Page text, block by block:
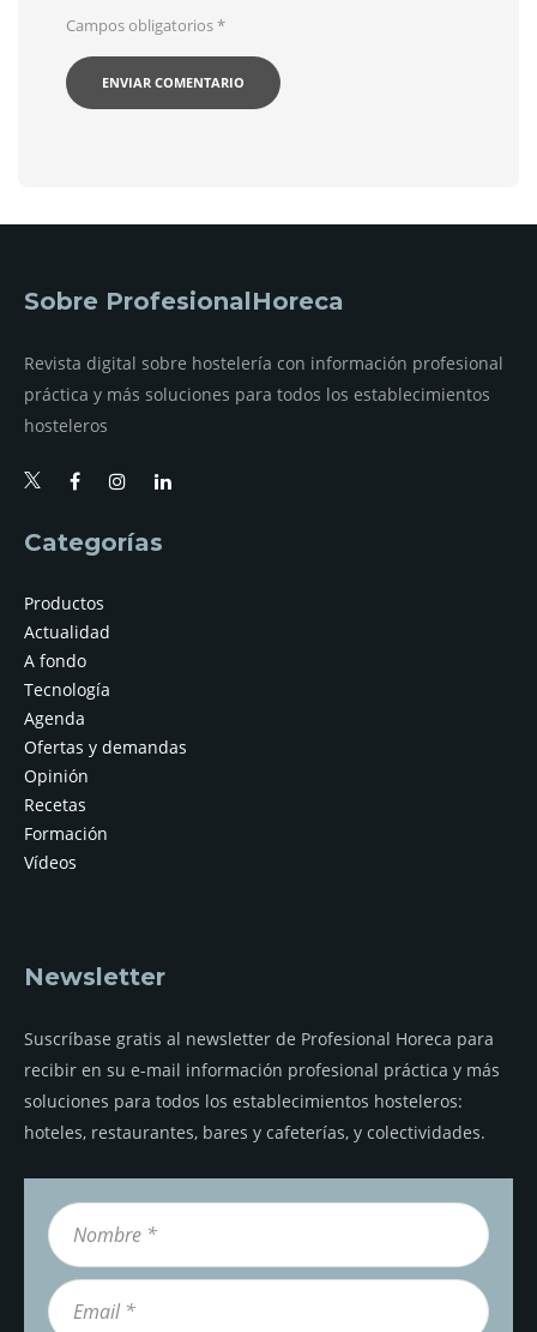
Campos obligatorios*
Sobre ProfesionalHoreca
Revista digital sobre hostelería con información profesional
práctica y más soluciones para todos los establecimientos
hosteleros
Categorías
Productos
Actualidad
A fondo
Tecnología
Agenda
Ofertas y demandas
Opinión
Recetas
Formación
Vídeos
Newsletter
Suscríbase gratis al newsletter de Profesional Horeca para
recibir en su e-mail información profesional práctica y más
soluciones para todos los establecimientos hosteleros:
hoteles, restaurantes, bares y cafeterías, y colectividades.